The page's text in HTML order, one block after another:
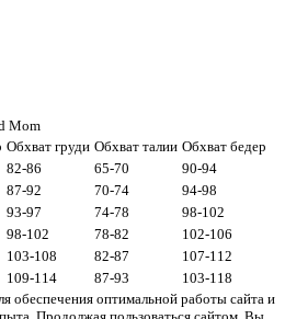
Mom
Обхват груди Обхват талии Обхват бедер
82-86 65-70
90-94
87-92 70-74
94-98
93-97 74-78
98-102
98-102 78-82
102-106
103-108 82-87
107-112
109-114 87-93
103-118
обеспечения оптимальной работы сайта и